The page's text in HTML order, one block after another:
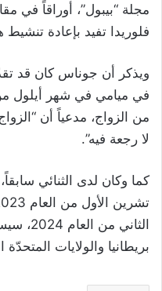
مجلة “بيبول”، أوراقاً في
فلوريدا تفيد بإعادة
ويذكر أن جوناس كان قد
من الزواج، مدعياً أن
لا رجعة فيه”.
كما وكان لدى الثنائي
الثاني
بريطانيا والولايات المتحدّة